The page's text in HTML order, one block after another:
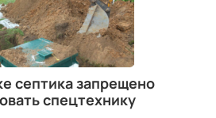
септика запрещено
спецтехнику